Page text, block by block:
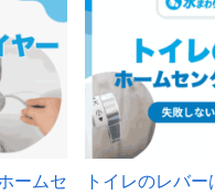
ームセ
トイレのレバ